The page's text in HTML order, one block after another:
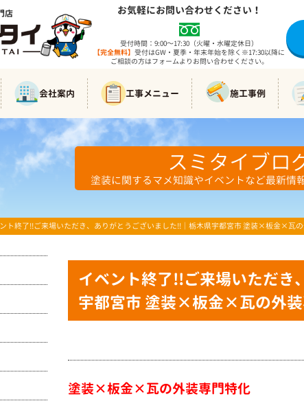
店 お気軽にお問い合わせください！
受付時間：9:00～17:30（火曜・水曜定休日）
【完全無料】 受付はGW・夏季・年末年始を除く※17:30以降に
ご相談の方はフォームよりお問い合わせください。
会社案内 工事メニュー 施工事例
スミタイブロ
塗装に関するマメ知識やイベントなど最新情
ト終了!!ご来場いただき、ありがとうございました!!｜栃木県宇都宮市 塗装×板金×瓦の
イベント終了!!ご来場いただき
宇都宮市 塗装×板金×瓦の外装
塗装×板金×瓦の外装専門特化